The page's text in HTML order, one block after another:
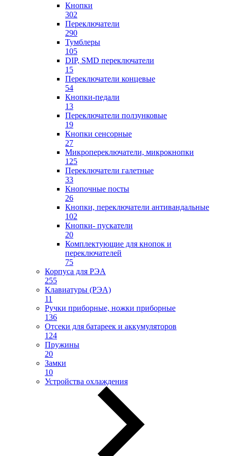
Кнопки
302
Переключатели
290
Тумблеры
105
DIP, SMD переключатели
15
Переключатели концевые
54
Кнопки-педали
13
Переключатели ползунковые
19
Кнопки сенсорные
27
Микропереключатели, микрокнопки
125
Переключатели галетные
33
Кнопочные посты
26
Кнопки, переключатели антивандальные
102
Кнопки- пускатели
20
Комплектующие для кнопок и
переключателей
75
Корпуса для РЭА
255
Клавиатуры (РЭА)
11
Ручки приборные, ножки приборные
136
Отсеки для батареек и аккумуляторов
124
Пружины
20
Замки
10
Устройства охлаждения